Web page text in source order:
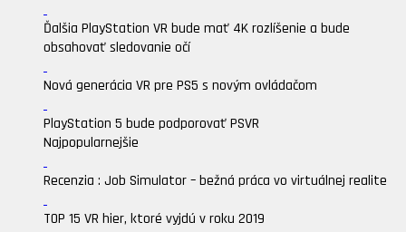
Ďalšia PlayStation VR bude mať 4K rozlíšenie a bude
obsahovať sledovanie očí
Nová generácia VR pre PS5 s novým ovládačom
PlayStation 5 bude podporovať PSVR
Najpopularnejšie
Recenzia : Job Simulator – bežná práca vo virtuálnej realite
TOP 15 VR hier, ktoré vyjdú v roku 2019